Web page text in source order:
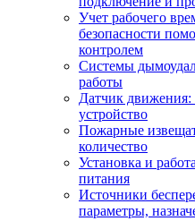
Учет рабочего
безопасности
контролем
Системы
работы
Датчик движения:
устройство
Пожарные
количество
Установка и
питания
Источники
параметры,